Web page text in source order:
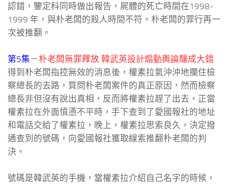
認錯，鑒定科同時做出報告，屍體的死亡時間在1998-
1999 年，與朴老闆的殺人時間不符。朴老闆的罪行再一
次被推翻。
第5集－朴老闆無罪釋放 韓武英設計煽動輿論釀成大錯
得到朴老闆指控無效的消息後，權素拉氣沖沖地攔住檢
察總長的去路，質問朴老闆案件的真正原因，然而檢察
總長非但沒有說出真相，反而將權素拉趕了出去，正當
權素拉在外面憤懣不平時，手下查到了愛國報社的地址
和電話交給了權素拉，晚上，權素拉思索良久，決定撥
通查到的號碼，向愛國報社獲取線索推翻朴老闆的判
決。
號碼是韓武英的手機，當權素拉介紹自己名字的時候，